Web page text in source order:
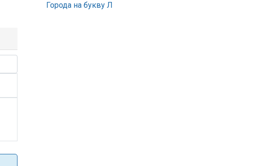
Города на букву Л